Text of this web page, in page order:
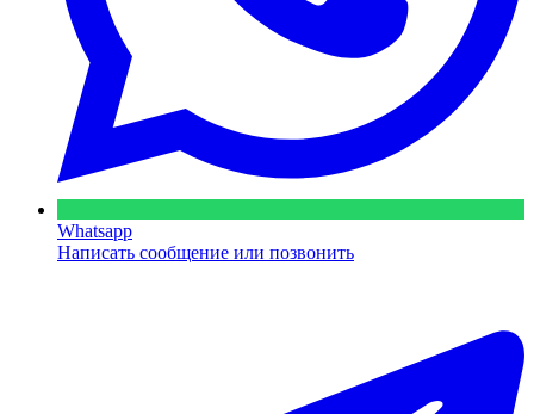
Whatsapp
Написать сообщение или позвонить